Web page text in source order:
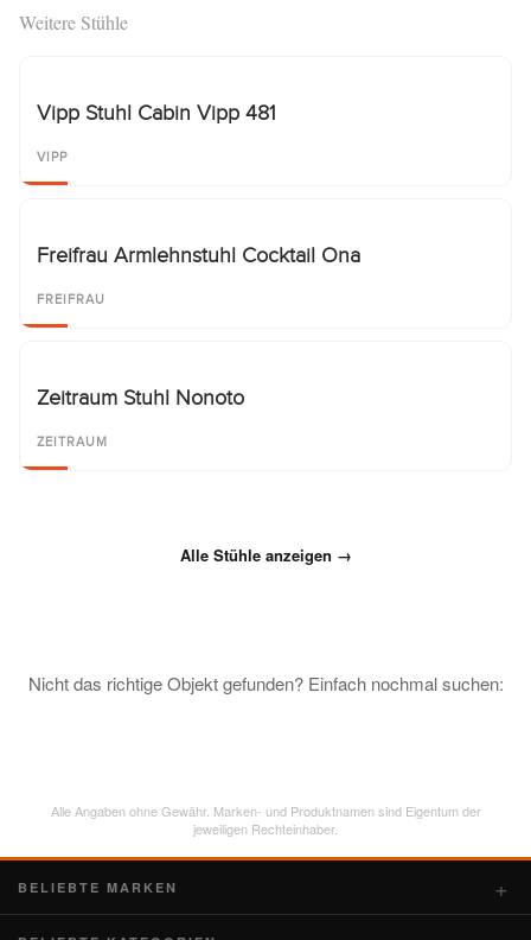
Weitere Stühle
Vipp Stuhl Cabin Vipp 481
VIPP
Freifrau Armlehnstuhl Cocktail Ona
FREIFRAU
Zeitraum Stuhl Nonoto
ZEITRAUM
Alle Stühle anzeigen →
Nicht das richtige Objekt gefunden? Einfach nochmal suchen:
Alle Angaben ohne Gewähr. Marken- und Produktnamen sind Eigentum der
jeweiligen Rechteinhaber.
BELIEBTE MARKEN